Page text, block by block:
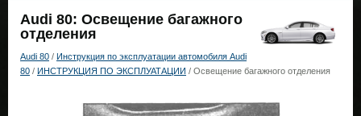
Audi 80: Освещение багажного
отделения
Audi 80 / Инструкция по эксплуатации автомобиля Audi
80 / ИНСТРУКЦИЯ ПО ЭКСПЛУАТАЦИИ / Освещение багажного отделения